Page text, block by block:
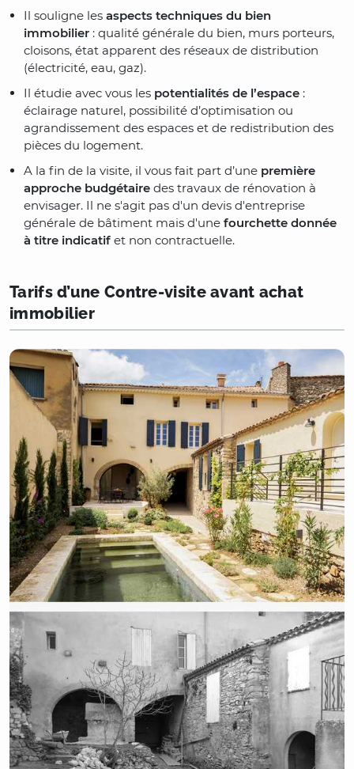
Il souligne les aspects techniques du bien
immobilier : qualité générale du bien, murs porteurs,
cloisons, état apparent des réseaux de distribution
(électricité, eau, gaz).
Il étudie avec vous les potentialités de l’espace :
éclairage naturel, possibilité d’optimisation ou
agrandissement des espaces et de redistribution des
pièces du logement.
A la fin de la visite, il vous fait part d’une première
approche budgétaire des travaux de rénovation à
envisager. Il ne s'agit pas d'un devis d'entreprise
générale de bâtiment mais d'une fourchette donnée
à titre indicatif et non contractuelle.
Tarifs d’une Contre-visite avant achat
immobilier